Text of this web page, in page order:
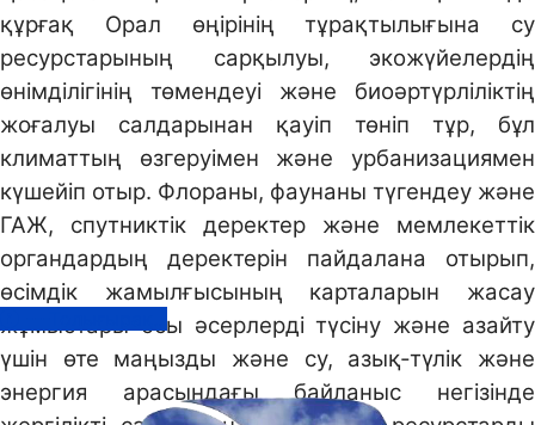
құрғақ Орал өңірінің тұрақтылығына су
ресурстарының сарқылуы, экожүйелердің
өнімділігінің төмендеуі және биоәртүрліліктің
жоғалуы салдарынан қауіп төніп тұр, бұл
климаттың өзгеруімен және урбанизациямен
күшейіп отыр. Флораны, фаунаны түгендеу және
ГАЖ, спутниктік деректер және мемлекеттік
органдардың деректерін пайдалана отырып,
өсімдік жамылғысының карталарын жасау
жұмыстары осы әсерлерді түсіну және азайту
үшін өте маңызды және су, азық-түлік және
энергия арасындағы байланыс негізінде